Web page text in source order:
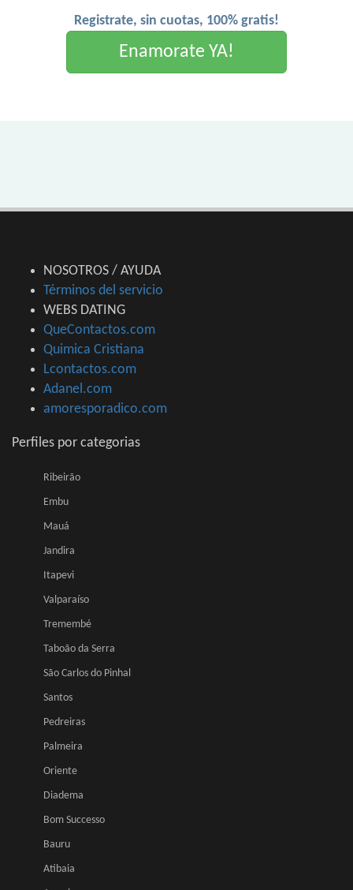
Registrate, sin cuotas, 100% gratis!
Enamorate YA!
NOSOTROS / AYUDA
Términos del servicio
WEBS DATING
QueContactos.com
Quimica Cristiana
Lcontactos.com
Adanel.com
amoresporadico.com
Perfiles por categorias
Ribeirão
Embu
Mauá
Jandira
Itapevi
Valparaíso
Tremembé
Taboão da Serra
São Carlos do Pinhal
Santos
Pedreiras
Palmeira
Oriente
Diadema
Bom Successo
Bauru
Atibaia